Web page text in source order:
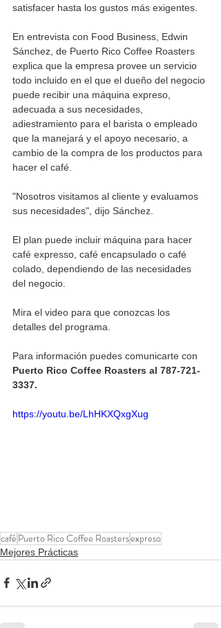
satisfacer hasta los gustos más exigentes.
En entrevista con Food Business, Edwin
Sánchez, de Puerto Rico Coffee Roasters
explica que la empresa provee un servicio
todo incluido en el que el dueño del negocio
puede recibir una máquina expreso,
adecuada a sus necesidades,
adiestramiento para el barista o empleado
que la manejará y el apoyo necesario, a
cambio de la compra de los productos para
hacer el café.
"Nosotros visitamos al cliente y evaluamos
sus necesidades", dijo Sánchez.
El plan puede incluir máquina para hacer
café expresso, café encapsulado o café
colado, dependiendo de las necesidades
del negocio.
Mira el video para que conozcas los
detalles del programa.
Para información puedes comunicarte con
Puerto Rico Coffee Roasters al 787-721-
3337.
https://youtu.be/LhHKXQxgXug
café Puerto Rico Coffee Roastersexpreso
Mejores Prácticas